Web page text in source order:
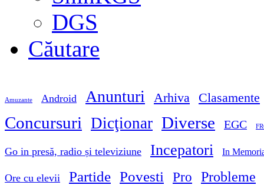
DGS
Căutare
Amuzante Android Anunturi Arhiva Clasamente
Concursuri Dicţionar Diverse EGC
Go in presă, radio și televiziune Incepatori In
Ore cu elevii Partide Povesti Pro Probleme